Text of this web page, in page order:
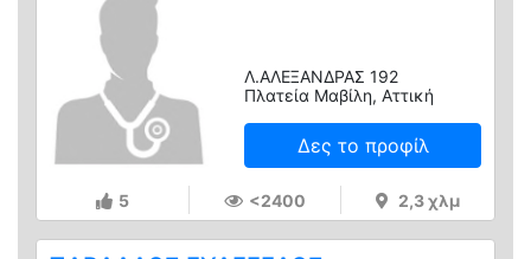
Λ.ΑΛΕΞΑΝΔΡΑΣ 192
Πλατεία Μαβίλη, Αττική
Δες το προφίλ
5 <2400 2,3 χλμ